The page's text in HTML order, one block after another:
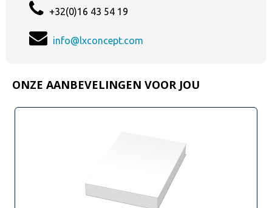
+32(0)16 43 54 19
info@lxconcept.com
ONZE AANBEVELINGEN VOOR JOU